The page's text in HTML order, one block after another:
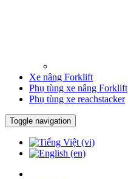
Xe nâng Forklift
Phụ tùng xe nâng Forklift
Phụ tùng xe reachstacker
Toggle navigation